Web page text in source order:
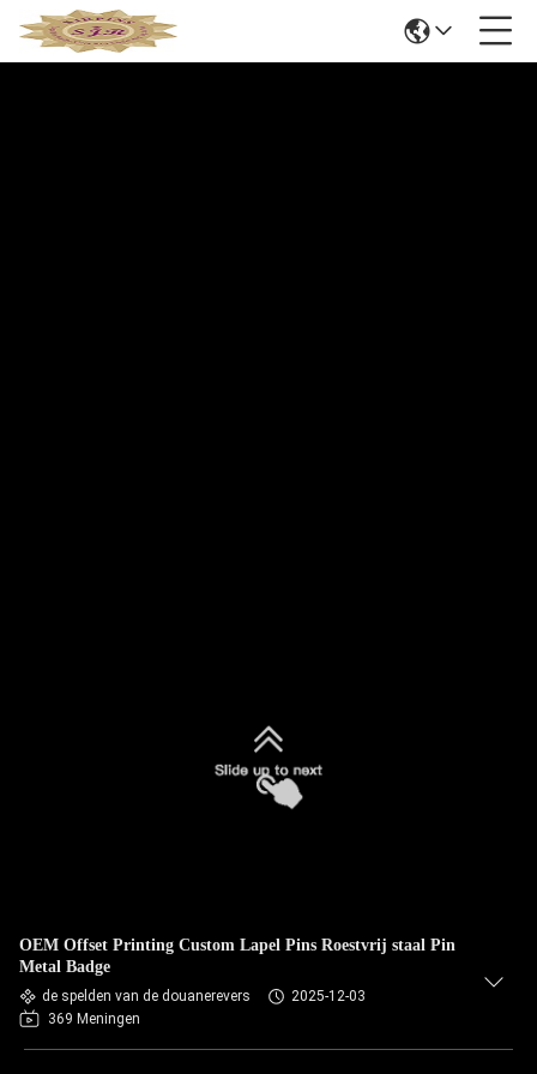
OEM Offset Printing Custom Lapel Pins Roestvrij staal Pin
Metal Badge
de spelden van de douanerevers
2025-12-03
369 Meningen